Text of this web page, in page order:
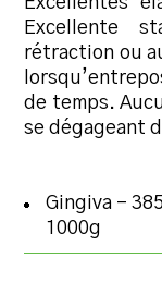
Excellente
rétraction ou
de temps.
se dégageant
Gingiva –
1000g